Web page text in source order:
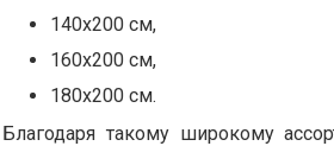
140х200 см,
160х200 см,
180х200 см.
Благодаря такому широкому